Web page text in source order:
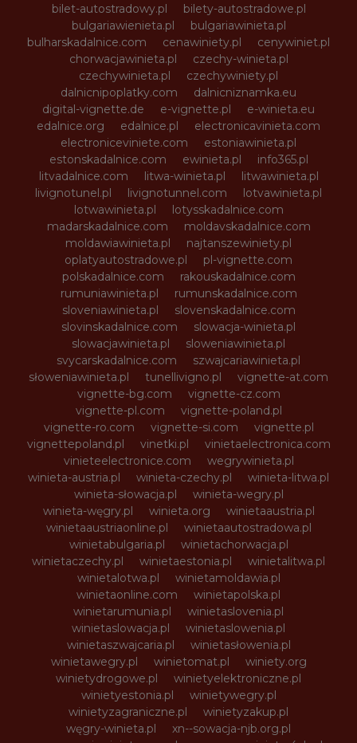
bilet-autostradowy.pl
bilety-autostradowe.pl
bulgariawienieta.pl
bulgariawinieta.pl
bulharskadalnice.com
cenawiniety.pl
cenywiniet.pl
chorwacjawinieta.pl
czechy-winieta.pl
czechywinieta.pl
czechywiniety.pl
dalnicnipoplatky.com
dalnicniznamka.eu
digital-vignette.de
e-vignette.pl
e-winieta.eu
edalnice.org
edalnice.pl
electronicavinieta.com
electroniceviniete.com
estoniawinieta.pl
estonskadalnice.com
ewinieta.pl
info365.pl
litvadalnice.com
litwa-winieta.pl
litwawinieta.pl
livignotunel.pl
livignotunnel.com
lotvawinieta.pl
lotwawinieta.pl
lotysskadalnice.com
madarskadalnice.com
moldavskadalnice.com
moldawiawinieta.pl
najtanszewiniety.pl
oplatyautostradowe.pl
pl-vignette.com
polskadalnice.com
rakouskadalnice.com
rumuniawinieta.pl
rumunskadalnice.com
sloveniawinieta.pl
slovenskadalnice.com
slovinskadalnice.com
slowacja-winieta.pl
slowacjawinieta.pl
sloweniawinieta.pl
svycarskadalnice.com
szwajcariawinieta.pl
słoweniawinieta.pl
tunellivigno.pl
vignette-at.com
vignette-bg.com
vignette-cz.com
vignette-pl.com
vignette-poland.pl
vignette-ro.com
vignette-si.com
vignette.pl
vignettepoland.pl
vinetki.pl
vinietaelectronica.com
vinieteelectronice.com
wegrywinieta.pl
winieta-austria.pl
winieta-czechy.pl
winieta-litwa.pl
winieta-słowacja.pl
winieta-wegry.pl
winieta-węgry.pl
winieta.org
winietaaustria.pl
winietaaustriaonline.pl
winietaautostradowa.pl
winietabulgaria.pl
winietachorwacja.pl
winietaczechy.pl
winietaestonia.pl
winietalitwa.pl
winietalotwa.pl
winietamoldawia.pl
winietaonline.com
winietapolska.pl
winietarumunia.pl
winietaslovenia.pl
winietaslowacja.pl
winietaslowenia.pl
winietaszwajcaria.pl
winietasłowenia.pl
winietawegry.pl
winietomat.pl
winiety.org
winietydrogowe.pl
winietyelektroniczne.pl
winietyestonia.pl
winietywegry.pl
winietyzagraniczne.pl
winietyzakup.pl
węgry-winieta.pl
xn--sowacja-njb.org.pl